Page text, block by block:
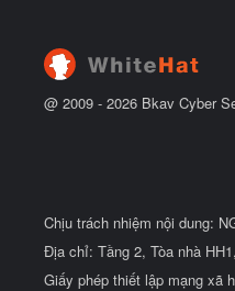
@ 2009 - 2026 Bkav Cyber
Chịu trách nhiệm nội dung:
Địa chỉ: Tầng 2, Tòa nhà
Giấy phép thiết lập mạng xã